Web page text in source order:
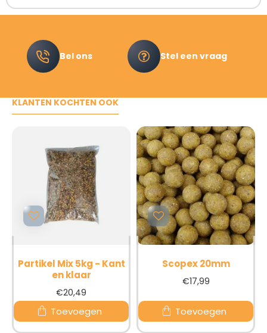
Bel ons Stel een vraag
KLANTEN KOCHTEN OOK
Partikel Mix 5kg - Kant
en klaar
€20,49
Toevoegen
Scopex 20mm
€17,99
Toevoegen